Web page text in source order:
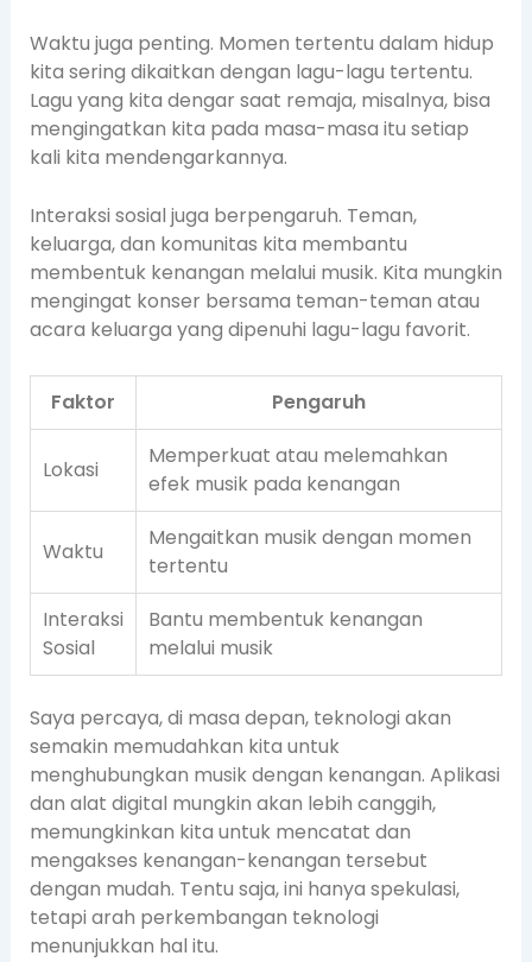
Waktu juga penting. Momen tertentu dalam hidup
kita sering dikaitkan dengan lagu-lagu tertentu.
Lagu yang kita dengar saat remaja, misalnya, bisa
mengingatkan kita pada masa-masa itu setiap
kali kita mendengarkannya.
Interaksi sosial juga berpengaruh. Teman,
keluarga, dan komunitas kita membantu
membentuk kenangan melalui musik. Kita mungkin
mengingat konser bersama teman-teman atau
acara keluarga yang dipenuhi lagu-lagu favorit.
Faktor Pengaruh
Lokasi
Memperkuat atau melemahkan
efek musik pada kenangan
Waktu
Mengaitkan musik dengan momen
tertentu
Interaksi
Sosial
Bantu membentuk kenangan
melalui musik
Saya percaya, di masa depan, teknologi akan
semakin memudahkan kita untuk
menghubungkan musik dengan kenangan. Aplikasi
dan alat digital mungkin akan lebih canggih,
memungkinkan kita untuk mencatat dan
mengakses kenangan-kenangan tersebut
dengan mudah. Tentu saja, ini hanya spekulasi,
tetapi arah perkembangan teknologi
menunjukkan hal itu.